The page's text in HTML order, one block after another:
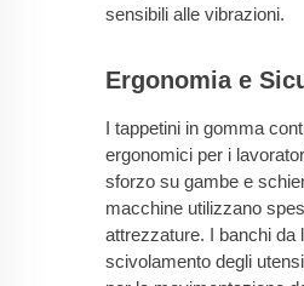
sensibili alle vibrazioni.
Ergonomia e
I tappetini in gomma
ergonomici per i
sforzo su gambe e
macchine utilizzano
attrezzature. I banchi da
scivolamento degli